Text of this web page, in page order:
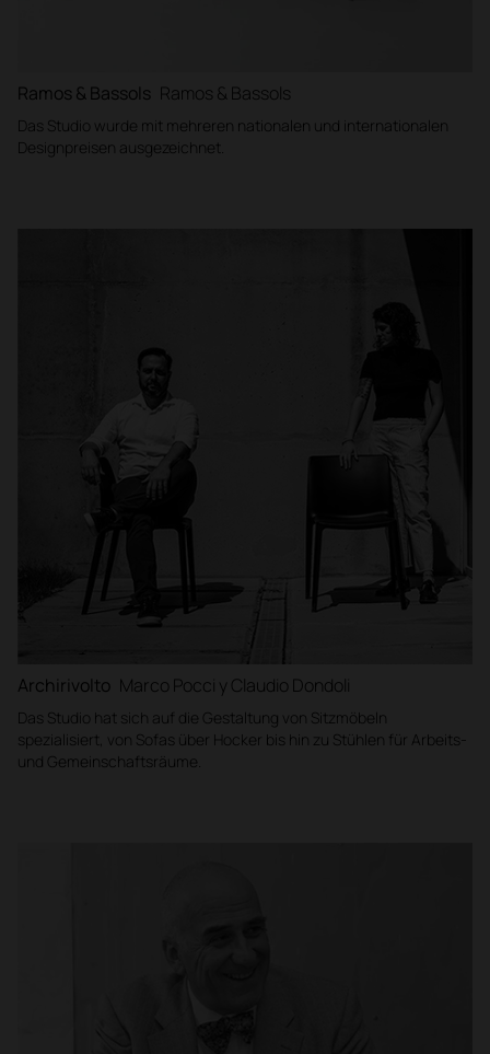
Ramos & Bassols Ramos & Bassols
Das Studio wurde mit mehreren nationalen und internationalen
Designpreisen ausgezeichnet.
Archirivolto Marco Pocci y Claudio Dondoli
Das Studio hat sich auf die Gestaltung von Sitzmöbeln
spezialisiert, von Sofas über Hocker bis hin zu Stühlen für Arbeits-
und Gemeinschaftsräume.